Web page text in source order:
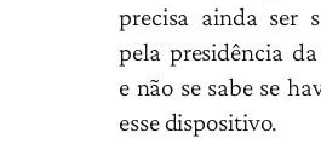
precisa ainda ser
pela presidência
e não se sabe se
esse dispositivo.